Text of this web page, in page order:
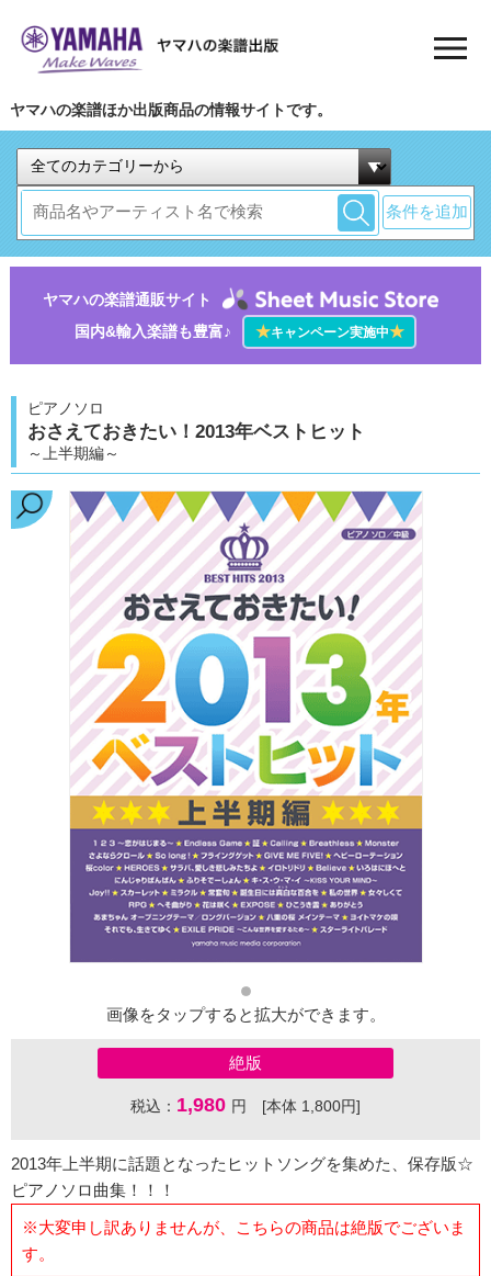
ヤマハの楽譜ほか出版商品の情報サイトです。
条件を追加
ヤマハの楽譜通販サイト
国内&輸入楽譜も豊富♪
★キャンペーン実施中★
ピアノソロ
おさえておきたい！2013年ベストヒット
～上半期編～
画像をタップすると拡大ができます。
絶版
税込： 1,980 円 [本体 1,800円]
2013年上半期に話題となったヒットソングを集めた、保存版☆
ピアノソロ曲集！！！
※大変申し訳ありませんが、こちらの商品は絶版でございま
す。